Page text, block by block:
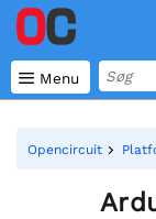
 Menu
Opencircuit